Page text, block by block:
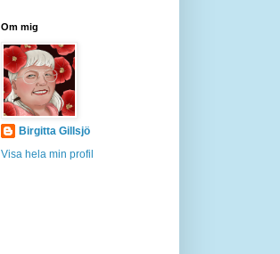
Om mig
Birgitta Gillsjö
Visa hela min profil